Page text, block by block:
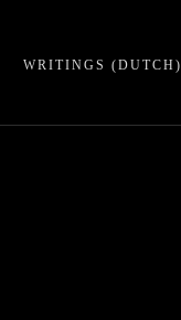
WRITINGS (DUTCH)